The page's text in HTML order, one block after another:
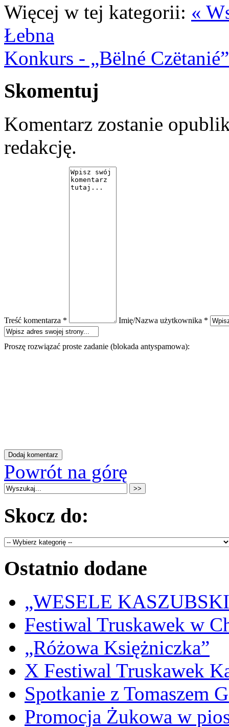
Więcej w tej kategorii: «
Łebna
Konkurs - „Bëlné
Skomentuj
Komentarz zostanie
redakcję.
Treść komentarza * Imię/Nazwa użytkownika *
Proszę rozwiązać proste zadanie (blokada antyspamowa):
Powrót na górę
Skocz do:
Ostatnio dodane
„WESELE
Festiwal Truskawek w
„Różowa Księżniczka”
X Festiwal Truskawek
Spotkanie z Tomaszem
Promocja Żukowa w